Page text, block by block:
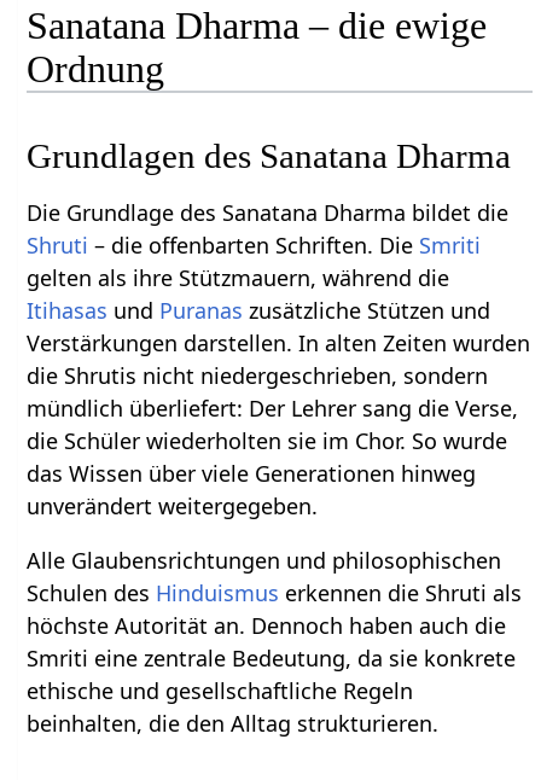
Sanatana Dharma – die ewige
Ordnung
Grundlagen des Sanatana Dharma
Die Grundlage des Sanatana Dharma bildet die
Shruti – die offenbarten Schriften. Die Smriti
gelten als ihre Stützmauern, während die
Itihasas und Puranas zusätzliche Stützen und
Verstärkungen darstellen. In alten Zeiten wurden
die Shrutis nicht niedergeschrieben, sondern
mündlich überliefert: Der Lehrer sang die Verse,
die Schüler wiederholten sie im Chor. So wurde
das Wissen über viele Generationen hinweg
unverändert weitergegeben.
Alle Glaubensrichtungen und philosophischen
Schulen des Hinduismus erkennen die Shruti als
höchste Autorität an. Dennoch haben auch die
Smriti eine zentrale Bedeutung, da sie konkrete
ethische und gesellschaftliche Regeln
beinhalten, die den Alltag strukturieren.